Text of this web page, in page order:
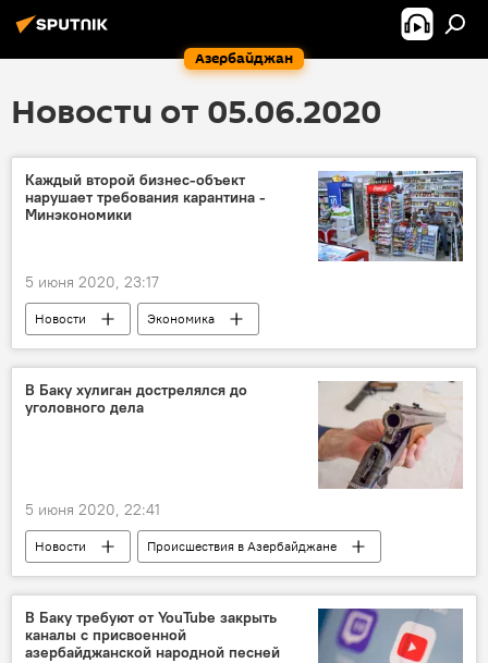
Азербайджан
Новости от 05.06.2020
Каждый второй бизнес-объект
нарушает требования карантина -
Минэкономики
5 июня 2020, 23:17
Новости
Экономика
Происшествия
ЖИЗНЬ
Азербайджан
нарушения
Требования
В Баку хулиган дострелялся до
уголовного дела
5 июня 2020, 22:41
Новости
Происшествия в Азербайджане
Происшествия
ЖИЗНЬ
Баку
Хулиганство
стрельба
В Баку требуют от YouTube закрыть
каналы с присвоенной
азербайджанской народной песней